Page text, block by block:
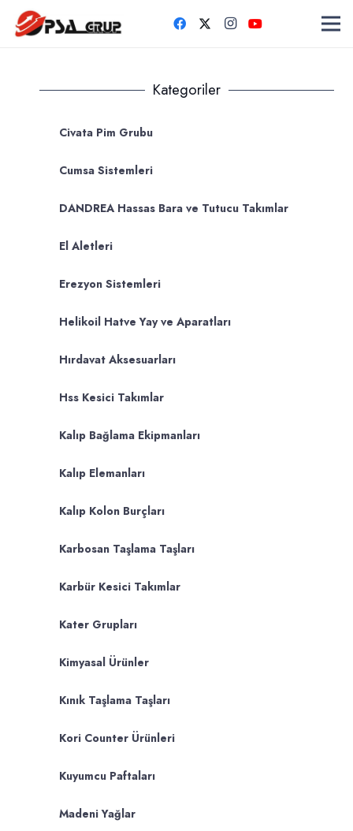
Kategoriler
Civata Pim Grubu
Cumsa Sistemleri
DANDREA Hassas Bara ve Tutucu Takımlar
El Aletleri
Erezyon Sistemleri
Helikoil Hatve Yay ve Aparatları
Hırdavat Aksesuarları
Hss Kesici Takımlar
Kalıp Bağlama Ekipmanları
Kalıp Elemanları
Kalıp Kolon Burçları
Karbosan Taşlama Taşları
Karbür Kesici Takımlar
Kater Grupları
Kimyasal Ürünler
Kınık Taşlama Taşları
Kori Counter Ürünleri
Kuyumcu Paftaları
Madeni Yağlar